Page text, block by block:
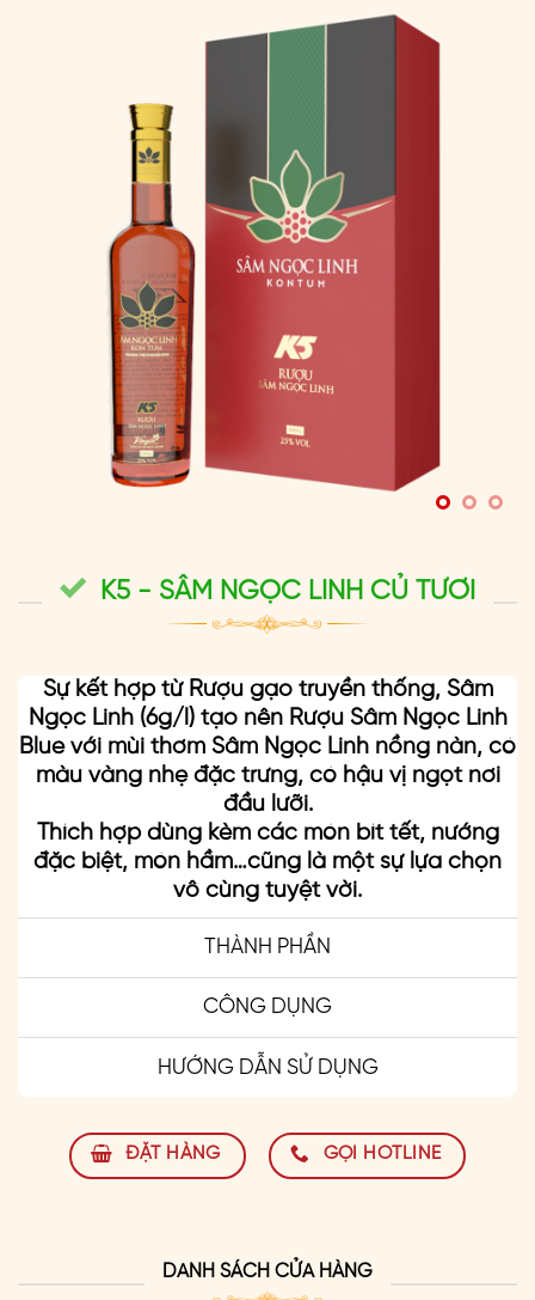
K5 - SÂM NGỌC LINH CỦ TƯƠI
Sự kết hợp từ Rượu gạo truyền thống, Sâm
Ngọc Linh (6g/l) tạo nên Rượu Sâm Ngọc Linh
Blue với mùi thơm Sâm Ngọc Linh nồng nàn, có
màu vàng nhẹ đặc trưng, có hậu vị ngọt nơi
đầu lưỡi.
Thích hợp dùng kèm các món bít tết, nướng
đặc biệt, món hầm…cũng là một sự lựa chọn
vô cùng tuyệt vời.
THÀNH PHẦN
CÔNG DỤNG
HƯỚNG DẪN SỬ DỤNG
ĐẶT HÀNG GỌI HOTLINE
DANH SÁCH CỬA HÀNG